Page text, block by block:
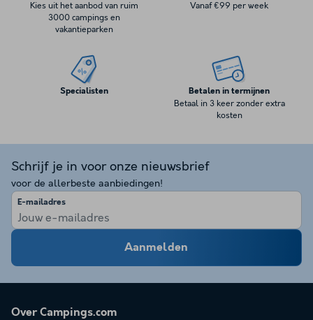
Kies uit het aanbod van ruim
3000 campings en
vakantieparken
Vanaf €99 per week
Specialisten Betalen in termijnen
Betaal in 3 keer zonder extra
kosten
Schrijf je in voor onze nieuwsbrief
voor de allerbeste aanbiedingen!
E-mailadres
Aanmelden
Over Campings.com